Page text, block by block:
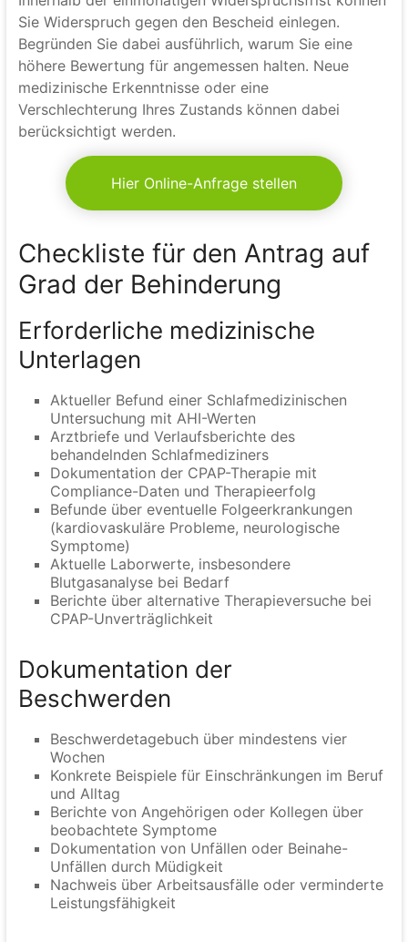
Sie Widerspruch gegen den Bescheid einlegen.
Begründen Sie dabei ausführlich, warum Sie eine
höhere Bewertung für angemessen halten. Neue
medizinische Erkenntnisse oder eine
Verschlechterung Ihres Zustands können dabei
berücksichtigt werden.
Hier Online-Anfrage stellen
Checkliste für den Antrag auf
Grad der Behinderung
Erforderliche medizinische
Unterlagen
Aktueller Befund einer Schlafmedizinischen
Untersuchung mit AHI-Werten
Arztbriefe und Verlaufsberichte des
behandelnden Schlafmediziners
Dokumentation der CPAP-Therapie mit
Compliance-Daten und Therapieerfolg
Befunde über eventuelle Folgeerkrankungen
(kardiovaskuläre Probleme, neurologische
Symptome)
Aktuelle Laborwerte, insbesondere
Blutgasanalyse bei Bedarf
Berichte über alternative Therapieversuche bei
CPAP-Unverträglichkeit
Dokumentation der
Beschwerden
Beschwerdetagebuch über mindestens vier
Wochen
Konkrete Beispiele für Einschränkungen im Beruf
und Alltag
Berichte von Angehörigen oder Kollegen über
beobachtete Symptome
Dokumentation von Unfällen oder Beinahe-
Unfällen durch Müdigkeit
Nachweis über Arbeitsausfälle oder verminderte
Leistungsfähigkeit